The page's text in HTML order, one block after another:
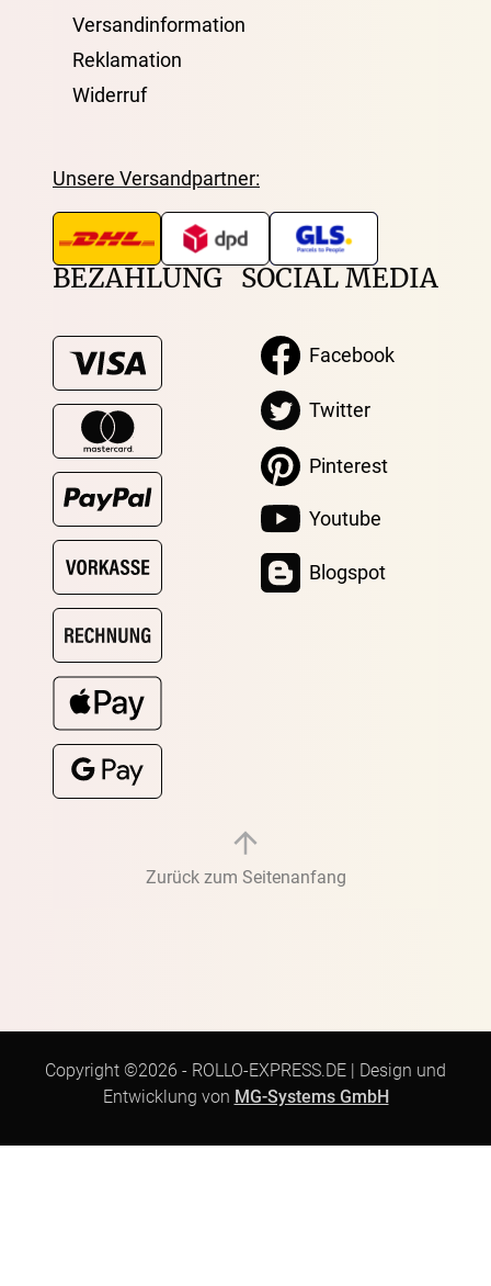
Versandinformation
Reklamation
Widerruf
Unsere Versandpartner:
BEZAHLUNG SOCIAL MEDIA
Facebook
Twitter
Pinterest
Youtube
Blogspot
Zurück zum Seitenanfang
Copyright ©2026 - ROLLO-EXPRESS.DE | Design und
Entwicklung von MG-Systems GmbH